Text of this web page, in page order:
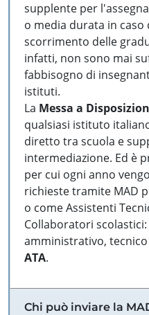
supplente per
o media durata in
scorrimento delle
infatti, non sono mai
fabbisogno di
istituti.
La Messa a
qualsiasi istituto
diretto tra scuola e
intermediazione. Ed è
per cui ogni anno
richieste tramite MAD
o come Assistenti
Collaboratori
amministrativo,
ATA.
Chi può inviare la